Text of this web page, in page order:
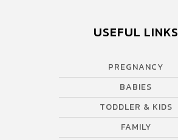
USEFUL LINKS
PREGNANCY
BABIES
TODDLER & KIDS
FAMILY